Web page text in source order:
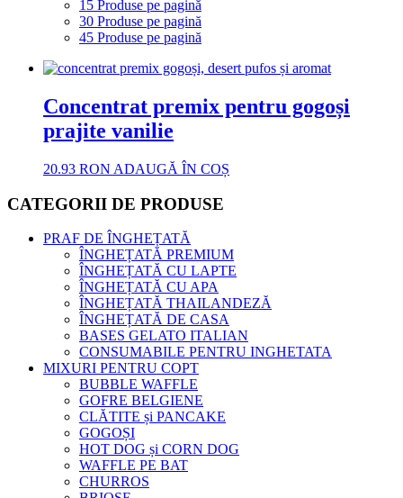
15 Produse pe pagină
30 Produse pe pagină
45 Produse pe pagină
Concentrat premix pentru gogoși
prajite vanilie
20.93 RON ADAUGĂ ÎN COȘ
CATEGORII DE PRODUSE
PRAF DE ÎNGHEȚATĂ
ÎNGHEȚATĂ PREMIUM
ÎNGHEȚATĂ CU LAPTE
ÎNGHEȚATĂ CU APA
ÎNGHEȚATĂ THAILANDEZĂ
ÎNGHEȚATĂ DE CASA
BASES GELATO ITALIAN
CONSUMABILE PENTRU INGHETATA
MIXURI PENTRU COPT
BUBBLE WAFFLE
GOFRE BELGIENE
CLĂTITE și PANCAKE
GOGOȘI
HOT DOG și CORN DOG
WAFFLE PE BAT
CHURROS